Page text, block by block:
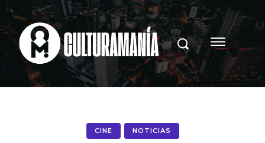
CINE NOTICIAS